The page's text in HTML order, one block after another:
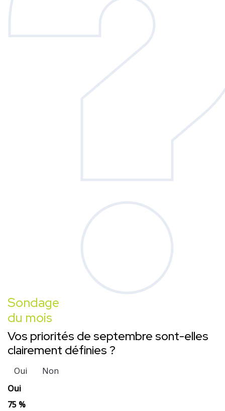
Sondage
du mois
Vos priorités de septembre sont-elles
clairement définies ?
Oui
Non
Oui
75 %